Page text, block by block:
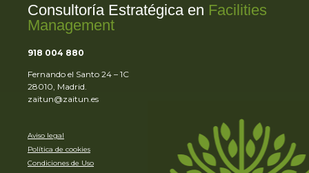
Consultoría Estratégica en Facilities
Management
918 004 880
Fernando el Santo 24 – 1C
28010, Madrid.
zaitun@zaitun.es
Aviso legal
Política de cookies
Condiciones de Uso